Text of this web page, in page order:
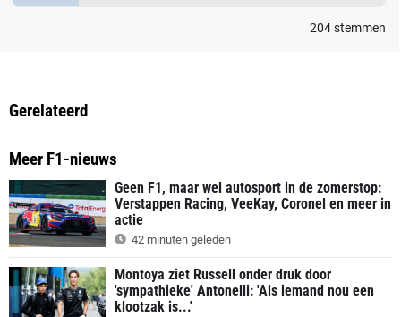
204stemmen
Gerelateerd
Meer F1-nieuws
Geen F1, maar wel autosport in de zomerstop:
Verstappen Racing, VeeKay, Coronel en meer in
actie
42 minuten geleden
Montoya ziet Russell onder druk door
'sympathieke' Antonelli: 'Als iemand nou een
klootzak is...'